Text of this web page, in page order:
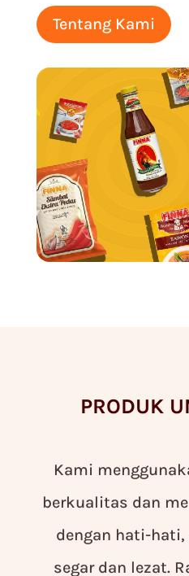
Tentang Kami
PRODUK
Kami
berkualitas dan
dengan hati-
segar dan lezat.